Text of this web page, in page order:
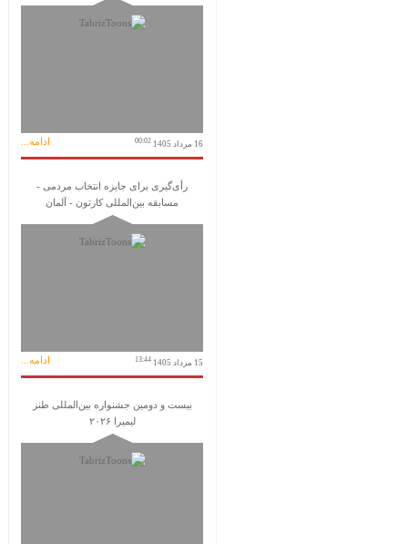
16 مرداد 1405 00:02 ادامه...
رأی‌گیری برای جایزه انتخاب مردمی -
مسابقه بین‌المللی کارتون - آلمان
15 مرداد 1405 13:44 ادامه...
بیست و دومین جشنواره بین‌المللی طنز
لیمیرا ۲۰۲۶